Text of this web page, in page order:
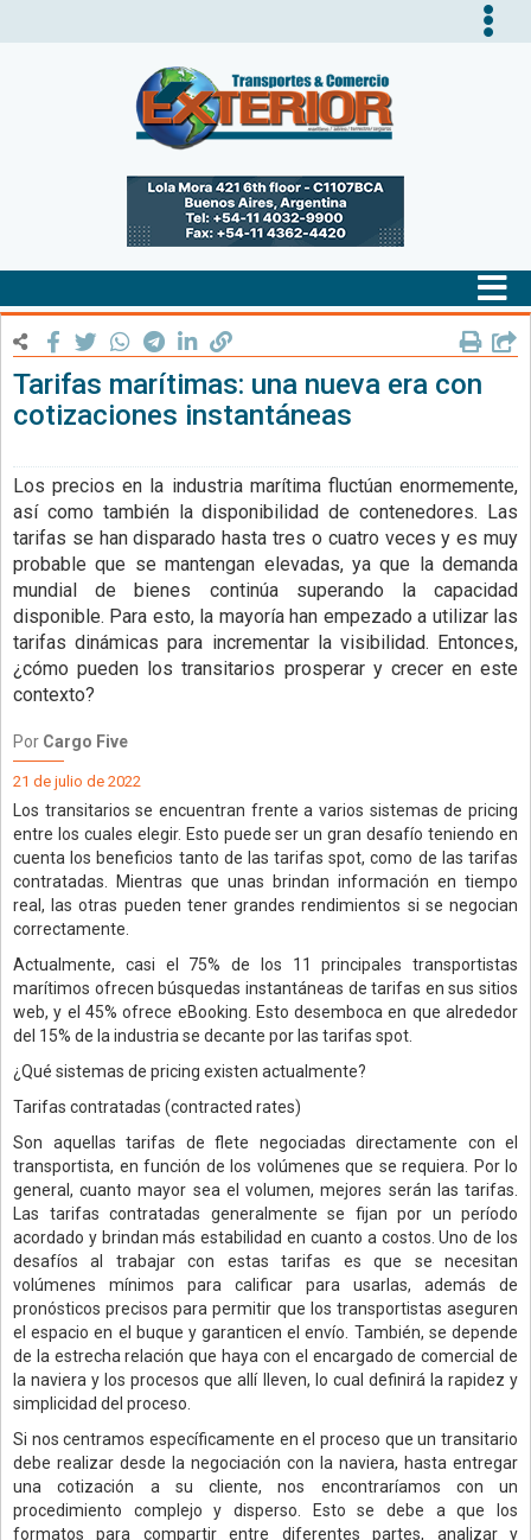
Tarifas marítimas: una nueva era con
cotizaciones instantáneas
Los precios en la industria marítima fluctúan enormemente,
así como también la disponibilidad de contenedores. Las
tarifas se han disparado hasta tres o cuatro veces y es muy
probable que se mantengan elevadas, ya que la demanda
mundial de bienes continúa superando la capacidad
disponible. Para esto, la mayoría han empezado a utilizar las
tarifas dinámicas para incrementar la visibilidad. Entonces,
¿cómo pueden los transitarios prosperar y crecer en este
contexto?
Por Cargo Five
21 de julio de 2022
Los transitarios se encuentran frente a varios sistemas de pricing
entre los cuales elegir. Esto puede ser un gran desafío teniendo en
cuenta los beneficios tanto de las tarifas spot, como de las tarifas
contratadas. Mientras que unas brindan información en tiempo
real, las otras pueden tener grandes rendimientos si se negocian
correctamente.
Actualmente, casi el 75% de los 11 principales transportistas
marítimos ofrecen búsquedas instantáneas de tarifas en sus sitios
web, y el 45% ofrece eBooking. Esto desemboca en que alrededor
del 15% de la industria se decante por las tarifas spot.
¿Qué sistemas de pricing existen actualmente?
Tarifas contratadas (contracted rates)
Son aquellas tarifas de flete negociadas directamente con el
transportista, en función de los volúmenes que se requiera. Por lo
general, cuanto mayor sea el volumen, mejores serán las tarifas.
Las tarifas contratadas generalmente se fijan por un período
acordado y brindan más estabilidad en cuanto a costos. Uno de los
desafíos al trabajar con estas tarifas es que se necesitan
volúmenes mínimos para calificar para usarlas, además de
pronósticos precisos para permitir que los transportistas aseguren
el espacio en el buque y garanticen el envío. También, se depende
de la estrecha relación que haya con el encargado de comercial de
la naviera y los procesos que allí lleven, lo cual definirá la rapidez y
simplicidad del proceso.
Si nos centramos específicamente en el proceso que un transitario
debe realizar desde la negociación con la naviera, hasta entregar
una cotización a su cliente, nos encontraríamos con un
procedimiento complejo y disperso. Esto se debe a que los
formatos para compartir entre diferentes partes, analizar y